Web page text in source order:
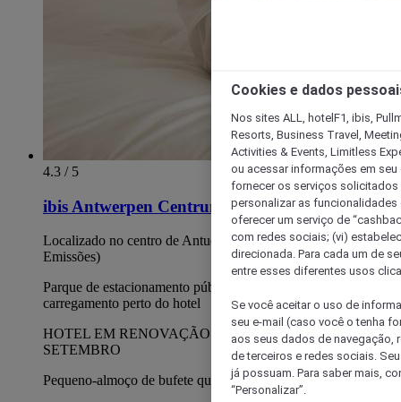
4.3 / 5
ibis Antwerpen Centrum
Localizado no centro de Antuérpia (Zona de Baixas
Emissões)
Parque de estacionamento público com estações de
carregamento perto do hotel
HOTEL EM RENOVAÇÃO ATÉ AO FINAL DE
SETEMBRO
Pequeno-almoço de bufete quente e frio
Cookies e dados
Nos sites ALL, hotelF1, ibis,
Resorts, Business Travel,
Activities & Events, Limitless
ou acessar informações em
fornecer os serviços solicitados
personalizar as
oferecer um serviço de
com redes sociais; (vi)
direcionada. Para cada um de
entre esses diferentes usos
Se você aceitar o uso de
seu e-mail (caso você o tenha
aos seus dados de navegação,
de terceiros e redes sociais.
já possuam. Para saber mais,
“Personalizar”.